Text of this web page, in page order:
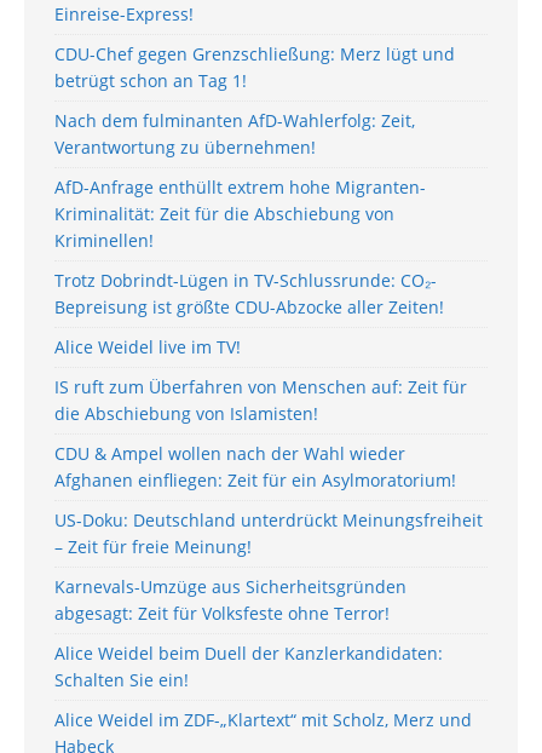
Einreise-Express!
CDU-Chef gegen Grenzschließung: Merz lügt und
betrügt schon an Tag 1!
Nach dem fulminanten AfD-Wahlerfolg: Zeit,
Verantwortung zu übernehmen!
AfD-Anfrage enthüllt extrem hohe Migranten-
Kriminalität: Zeit für die Abschiebung von
Kriminellen!
Trotz Dobrindt-Lügen in TV-Schlussrunde: CO₂-
Bepreisung ist größte CDU-Abzocke aller Zeiten!
Alice Weidel live im TV!
IS ruft zum Überfahren von Menschen auf: Zeit für
die Abschiebung von Islamisten!
CDU & Ampel wollen nach der Wahl wieder
Afghanen einfliegen: Zeit für ein Asylmoratorium!
US-Doku: Deutschland unterdrückt Meinungsfreiheit
– Zeit für freie Meinung!
Karnevals-Umzüge aus Sicherheitsgründen
abgesagt: Zeit für Volksfeste ohne Terror!
Alice Weidel beim Duell der Kanzlerkandidaten:
Schalten Sie ein!
Alice Weidel im ZDF-„Klartext“ mit Scholz, Merz und
Habeck